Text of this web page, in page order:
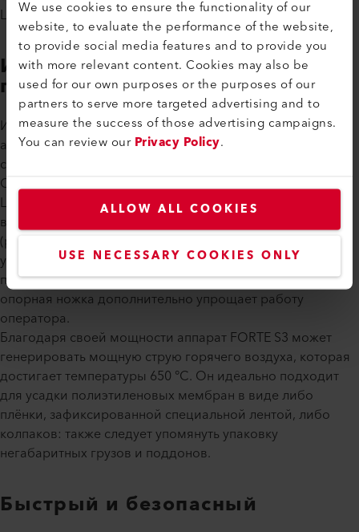
We use cookies to ensure the functionality of our
website, to evaluate the performance of the website,
to provide social media features and to provide you
with more relevant content. Cookies may also be
used for our own purposes or the purposes of our
partners to serve more targeted advertising and to
measure the success of those advertising campaigns.
You can review ourPrivacy Policy.
ALLOW ALL COOKIES
USE NECESSARY COOKIES ONLY
Leister.
Идеально подходит для
поддонов
Имея вес всего 4,4 кг и выходную мощность 10 кВт,
аппарат FORTE S3 представляет собой идеальное
сочетание эффективности и маневренности.
Спроектированный, как и все ручные инструменты
Leister, с акцентом на эргономику, этот аппарат сочетает
в себе практичную рукоятку и компактную конструкцию
(размером всего 390 x 132 x 215 мм), что обеспечивает
удобное использование даже в ограниченном
пространстве, а встроенная в конструкцию устройства
опорная ножка дополнительно упрощает работу
оператора.
Благодаря своей мощности аппарат FORTE S3 может
генерировать мощную струю горячего воздуха, которая
достигает температуры 650 °C. Он идеально подходит
для усадки полиэтиленовых мембран в виде либо
плёнки, зафиксированной специальной лентой, либо
колпаков: также следует упомянуть упаковку
негабаритных грузов и поддонов.
Быстрый и безопасный